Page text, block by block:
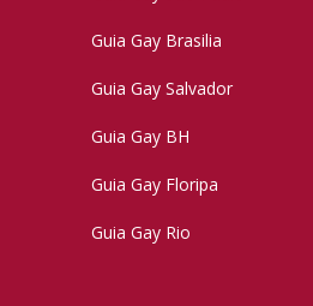
Guia Gay Brasilia
Guia Gay Salvador
Guia Gay BH
Guia Gay Floripa
Guia Gay Rio